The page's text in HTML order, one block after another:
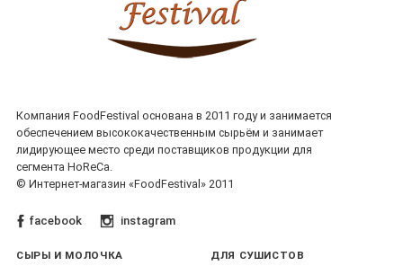
Компания FoodFestival основана в 2011 году и занимается
обеспечением высококачественным сырьём и занимает
лидирующее место среди поставщиков продукции для
сегмента HoReCa.
© Интернет-магазин «FoodFestival» 2011
facebook instagram
СЫРЫ И МОЛОЧКА ДЛЯ СУШИСТОВ